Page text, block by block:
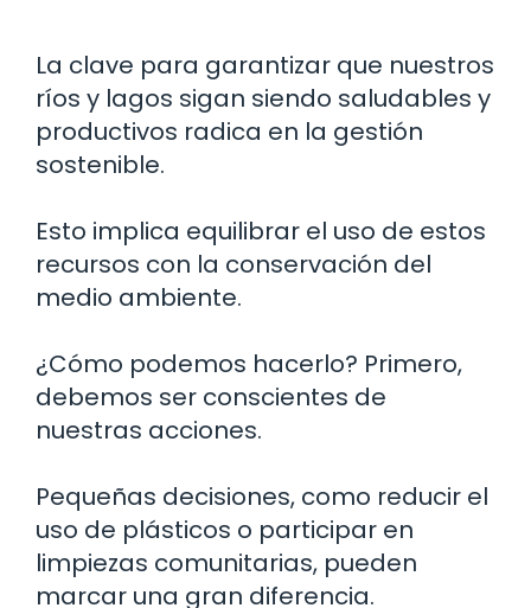
La clave para garantizar que nuestros
ríos y lagos sigan siendo saludables y
productivos radica en la gestión
sostenible.
Esto implica equilibrar el uso de estos
recursos con la conservación del
medio ambiente.
¿Cómo podemos hacerlo? Primero,
debemos ser conscientes de
nuestras acciones.
Pequeñas decisiones, como reducir el
uso de plásticos o participar en
limpiezas comunitarias, pueden
marcar una gran diferencia.